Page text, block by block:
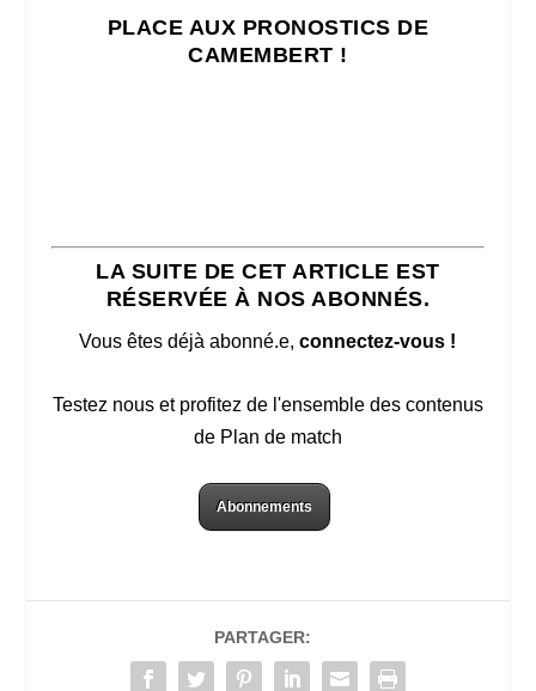
PLACE AUX PRONOSTICS DE
CAMEMBERT !
LA SUITE DE CET ARTICLE EST
RÉSERVÉE À NOS ABONNÉS.
Vous êtes déjà abonné.e,connectez-vous !
Testez nous et profitez de l'ensemble des contenus
de Plan de match
Abonnements
PARTAGER: